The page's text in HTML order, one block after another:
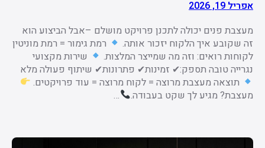
אפריל 19, 2026
מעצבת פנים יכולה לתכנן פרויקט מושלם –אבל הביצוע הוא
זה שקובע איך הלקוח יזכור אותה.
רמת גימור = רמת מוניטין
לקוחות רואים: וזה מה שמייצר המלצות.
שירות מקצועי
נגרייה טובה תספק:✔ זמינות✔ פתרונות✔ שיתוף פעולה מלא
תוצאה מעצבת מרוצה = לקוח מרוצה = עוד פרויקטים.
מעצבת? מגיע לך שקט בעבודה.
…